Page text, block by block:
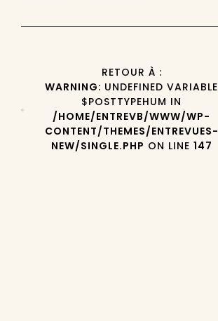
RETOUR À :
WARNING: UNDEFINED VARIABLE
$POSTTYPEHUM IN
/HOME/ENTREVB/WWW/WP-
CONTENT/THEMES/ENTREVUES-
NEW/SINGLE.PHP ON LINE 147